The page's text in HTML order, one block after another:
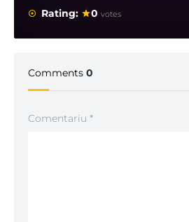
Rating:
0 votes
Comments 0
Comentariu *